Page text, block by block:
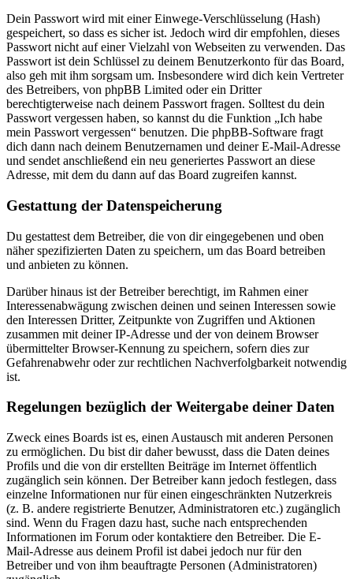
Dein Passwort wird mit einer Einwege-Verschlüsselung (Hash)
gespeichert, so dass es sicher ist. Jedoch wird dir empfohlen, dieses
Passwort nicht auf einer Vielzahl von Webseiten zu verwenden. Das
Passwort ist dein Schlüssel zu deinem Benutzerkonto für das Board,
also geh mit ihm sorgsam um. Insbesondere wird dich kein Vertreter
des Betreibers, von phpBB Limited oder ein Dritter
berechtigterweise nach deinem Passwort fragen. Solltest du dein
Passwort vergessen haben, so kannst du die Funktion „Ich habe
mein Passwort vergessen“ benutzen. Die phpBB-Software fragt
dich dann nach deinem Benutzernamen und deiner E-Mail-Adresse
und sendet anschließend ein neu generiertes Passwort an diese
Adresse, mit dem du dann auf das Board zugreifen kannst.
Gestattung der Datenspeicherung
Du gestattest dem Betreiber, die von dir eingegebenen und oben
näher spezifizierten Daten zu speichern, um das Board betreiben
und anbieten zu können.
Darüber hinaus ist der Betreiber berechtigt, im Rahmen einer
Interessenabwägung zwischen deinen und seinen Interessen sowie
den Interessen Dritter, Zeitpunkte von Zugriffen und Aktionen
zusammen mit deiner IP-Adresse und der von deinem Browser
übermittelter Browser-Kennung zu speichern, sofern dies zur
Gefahrenabwehr oder zur rechtlichen Nachverfolgbarkeit notwendig
ist.
Regelungen bezüglich der Weitergabe deiner Daten
Zweck eines Boards ist es, einen Austausch mit anderen Personen
zu ermöglichen. Du bist dir daher bewusst, dass die Daten deines
Profils und die von dir erstellten Beiträge im Internet öffentlich
zugänglich sein können. Der Betreiber kann jedoch festlegen, dass
einzelne Informationen nur für einen eingeschränkten Nutzerkreis
(z. B. andere registrierte Benutzer, Administratoren etc.) zugänglich
sind. Wenn du Fragen dazu hast, suche nach entsprechenden
Informationen im Forum oder kontaktiere den Betreiber. Die E-
Mail-Adresse aus deinem Profil ist dabei jedoch nur für den
Betreiber und von ihm beauftragte Personen (Administratoren)